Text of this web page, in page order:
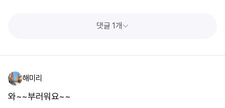
댓글 1개
해미리
와~~부러워요~~